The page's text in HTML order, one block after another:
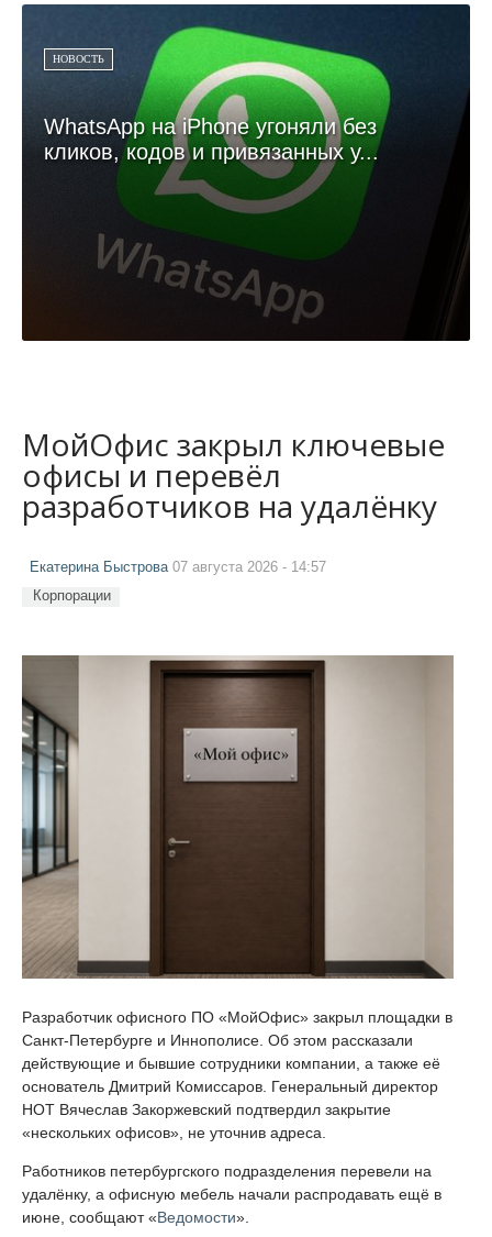
НОВОСТЬ
WhatsApp на iPhone угоняли без
кликов, кодов и привязанных у...
МойОфис закрыл ключевые
офисы и перевёл
разработчиков на удалёнку
Екатерина Быстрова 07 августа 2026 - 14:57
Корпорации
Разработчик офисного ПО «МойОфис» закрыл площадки в
Санкт-Петербурге и Иннополисе. Об этом рассказали
действующие и бывшие сотрудники компании, а также её
основатель Дмитрий Комиссаров. Генеральный директор
НОТ Вячеслав Закоржевский подтвердил закрытие
«нескольких офисов», не уточнив адреса.
Работников петербургского подразделения перевели на
удалёнку, а офисную мебель начали распродавать ещё в
июне, сообщают «Ведомости».